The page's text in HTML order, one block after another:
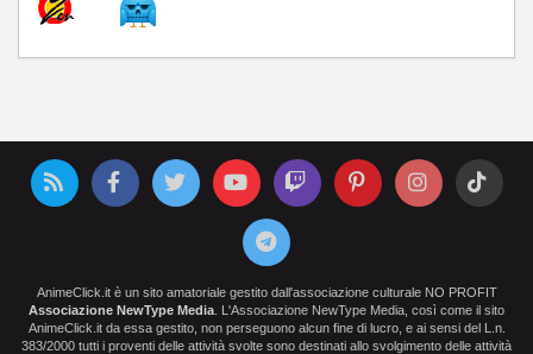
AnimeClick.it è un sito amatoriale gestito dall'associazione culturale NO PROFIT
Associazione NewType Media . L'Associazione NewType Media, così come il sito
AnimeClick.it da essa gestito, non perseguono alcun fine di lucro, e ai sensi del L.n.
383/2000 tutti i proventi delle attività svolte sono destinati allo svolgimento delle attività